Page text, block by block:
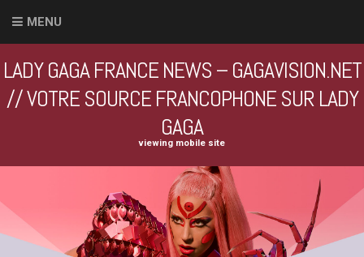
MENU
LADY GAGA FRANCE NEWS – GAGAVISION.NET
// VOTRE SOURCE FRANCOPHONE SUR LADY
GAGA
viewing mobile site